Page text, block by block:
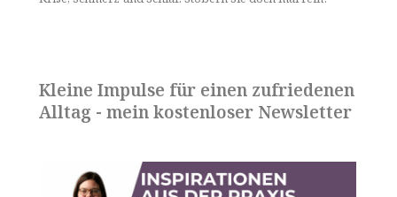
Kleine Impulse für einen zufriedenen
Alltag - mein kostenloser Newsletter